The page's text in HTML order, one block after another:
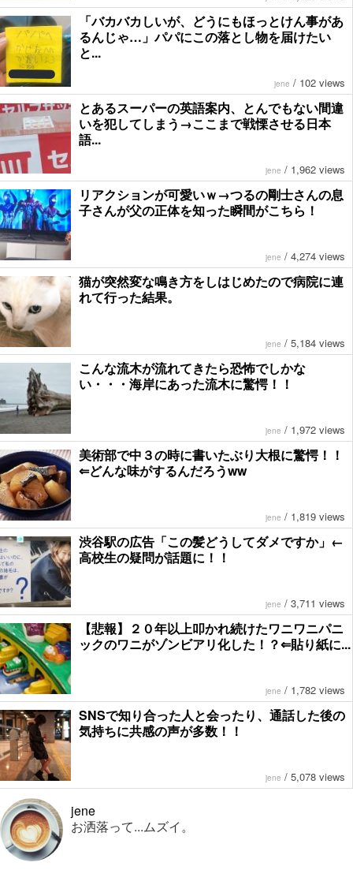
「バカバカしいが、どうにもほっとけん事があ
るんじゃ…」パパにこの落とし物を届けたい
と...
jene / 102 views
とあるスーパーの英語案内、とんでもない間違
いを犯してしまう→ここまで戦慄させる日本
語...
jene / 1,962 views
リアクションが可愛いｗ→つるの剛士さんの息
子さんが父の正体を知った瞬間がこちら！
jene / 4,274 views
猫が突然変な鳴き方をしはじめたので病院に連
れて行った結果。
jene / 5,184 views
こんな流木が流れてきたら恐怖でしかな
い・・・海岸にあった流木に驚愕！！
jene / 1,972 views
美術部で中３の時に書いたぶり大根に驚愕！！
⇐どんな味がするんだろうww
jene / 1,819 views
渋谷駅の広告「この髪どうしてダメですか」←
高校生の疑問が話題に！！
jene / 3,711 views
【悲報】２０年以上叩かれ続けたワニワニパニ
ックのワニがゾンビアリ化した！？⇐貼り紙に...
jene / 1,782 views
SNSで知り合った人と会ったり、通話した後の
気持ちに共感の声が多数！！
jene / 5,078 views
jene
お洒落って...ムズイ。